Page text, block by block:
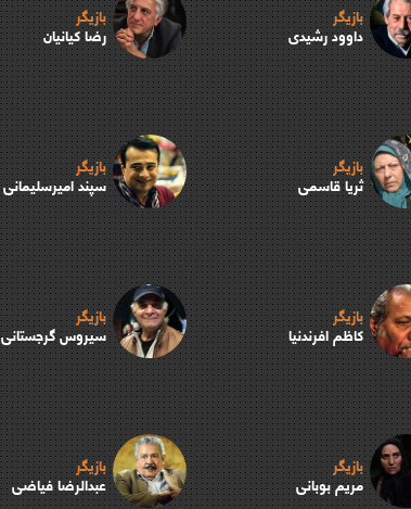
بازیگر
داوود رشیدی
بازیگر
رضا کیانیان
بازیگر
ثریا قاسمی
بازیگر
سپند امیرسلیمانی
بازیگر
کاظم افرندنیا
بازیگر
سیروس گرجستانی
بازیگر
مریم بوبانی
بازیگر
عبدالرضا فیاضی